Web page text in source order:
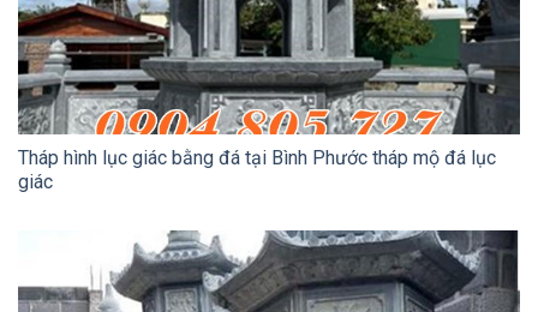
Tháp hình lục giác bằng đá tại Bình Phước tháp mộ đá lục
giác